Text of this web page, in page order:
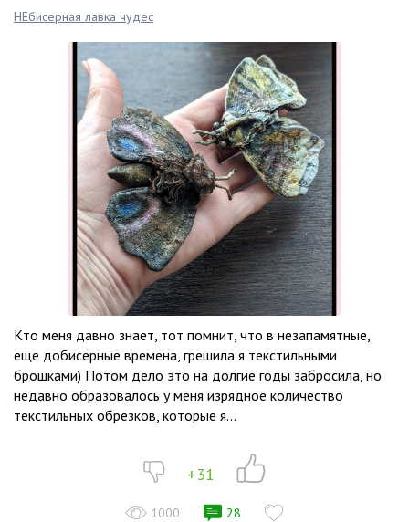
НЕбисерная лавка чудес
Кто меня давно знает, тот помнит, что в незапамятные,
еще добисерные времена, грешила я текстильными
брошками) Потом дело это на долгие годы забросила, но
недавно образовалось у меня изрядное количество
текстильных обрезков, которые я...
+31
1000 28